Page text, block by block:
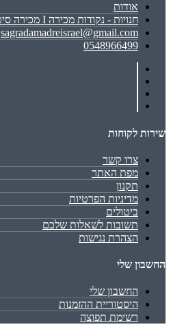
אודות
חנויות - נקודות מכירה I מכירה סיטונאית
sagradamadreisrael@gmail.com
0548966499
שירות לקוחות
צרו קשר
מפת האתר
תקנון
מדיניות הפרטיות
ביטולים
תשובות לשאלות שלכם
הצהרת נגישות
החשבון שלי
החשבון שלי
היסטוריית ההזמנות
רשימת תפוצה